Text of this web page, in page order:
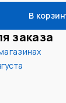
В
заказа